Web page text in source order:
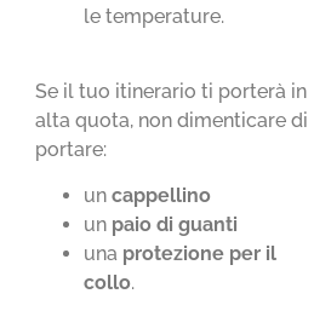
le temperature.
Se il tuo itinerario ti porterà in
alta quota, non dimenticare di
portare:
uncappellino
un paio di guanti
una protezione per il
collo.